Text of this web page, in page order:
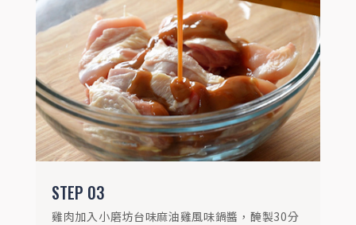
STEP 03
雞肉加入小磨坊台味麻油雞風味鍋醬，醃製30分
STEP 04
以竹籤串起雞腿肉及蔥段